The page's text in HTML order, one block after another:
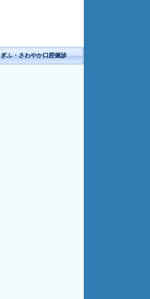
ぎふ・さわやか口腔健診